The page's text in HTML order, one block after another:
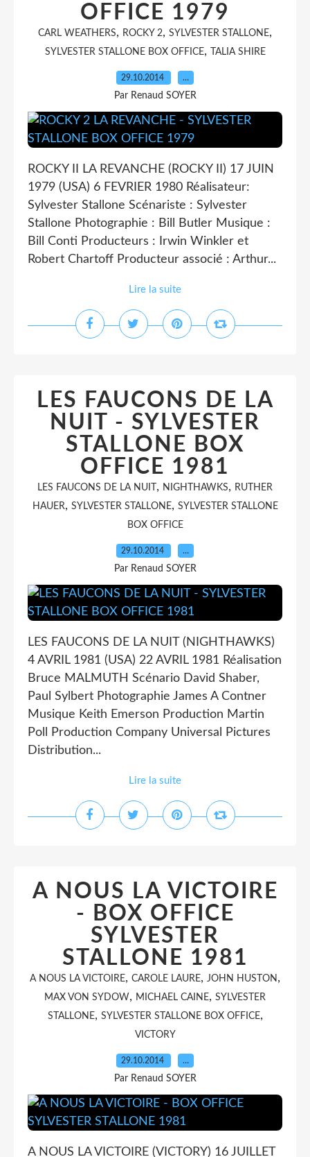
OFFICE 1979
CARL WEATHERS, ROCKY 2, SYLVESTER STALLONE,
SYLVESTER STALLONE BOX OFFICE, TALIA SHIRE
29.10.2014 …
Par Renaud SOYER
ROCKY II LA REVANCHE (ROCKY II) 17 JUIN
1979 (USA) 6 FEVRIER 1980 Réalisateur:
Sylvester Stallone Scénariste : Sylvester
Stallone Photographie : Bill Butler Musique :
Bill Conti Producteurs : Irwin Winkler et
Robert Chartoff Producteur associé : Arthur...
Lire la suite
LES FAUCONS DE LA
NUIT - SYLVESTER
STALLONE BOX
OFFICE 1981
LES FAUCONS DE LA NUIT , NIGHTHAWKS, RUTHER
HAUER, SYLVESTER STALLONE, SYLVESTER STALLONE
BOX OFFICE
29.10.2014 …
Par Renaud SOYER
LES FAUCONS DE LA NUIT (NIGHTHAWKS)
4 AVRIL 1981 (USA) 22 AVRIL 1981 Réalisation
Bruce MALMUTH Scénario David Shaber,
Paul Sylbert Photographie James A Contner
Musique Keith Emerson Production Martin
Poll Production Company Universal Pictures
Distribution...
Lire la suite
A NOUS LA VICTOIRE
- BOX OFFICE
SYLVESTER
STALLONE 1981
A NOUS LA VICTOIRE, CAROLE LAURE, JOHN HUSTON ,
MAX VON SYDOW, MICHAEL CAINE, SYLVESTER
STALLONE, SYLVESTER STALLONE BOX OFFICE,
VICTORY
29.10.2014 …
Par Renaud SOYER
A NOUS LA VICTOIRE (VICTORY) 16 JUILLET